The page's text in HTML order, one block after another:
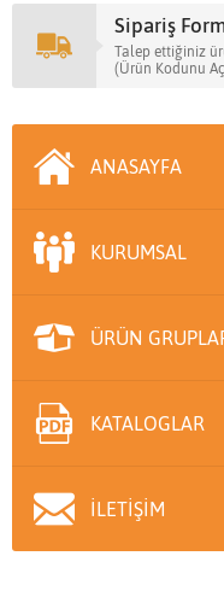
Sipariş
Talep ettiğiniz
(Ürün Kodunu
ANASAYFA
KURUMSAL
ÜRÜN
KATALOGLAR
İLETİŞİM